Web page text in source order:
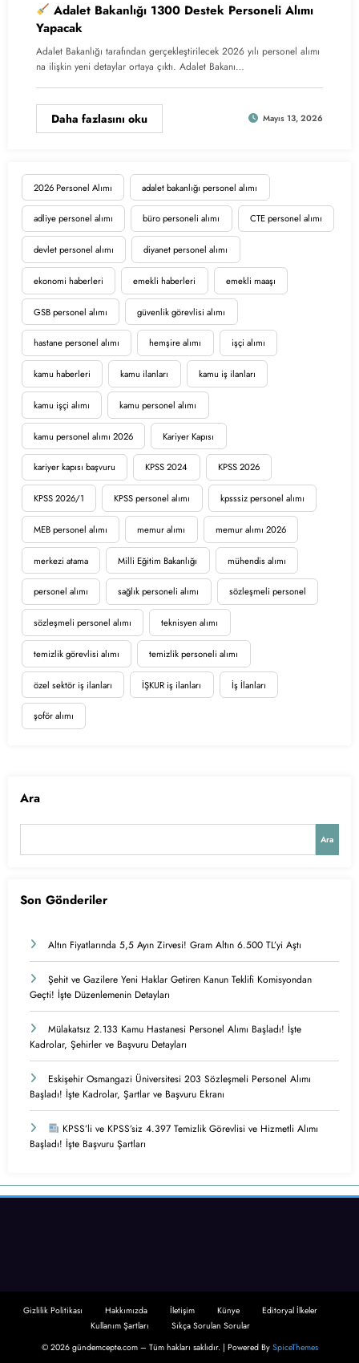
2026 Personel Alımı adalet bakanlığı personel alımı
adliye personel alımı büro personeli alımı CTE personel alımı
devlet personel alımı diyanet personel alımı
ekonomi haberleri emekli haberleri emekli maaşı
GSB personel alımı güvenlik görevlisi alımı
hastane personel alımı hemşire alımı işçi alımı
kamu haberleri kamu ilanları kamu iş ilanları
kamu işçi alımı kamu personel alımı
kamu personel alımı 2026 Kariyer Kapısı
kariyer kapısı başvuru KPSS 2024 KPSS 2026
KPSS 2026/1 KPSS personel alımı kpsssiz personel alımı
MEB personel alımı memur alımı memur alımı 2026
merkezi atama Milli Eğitim Bakanlığı mühendis alımı
personel alımı sağlık personeli alımı sözleşmeli personel
sözleşmeli personel alımı teknisyen alımı
temizlik görevlisi alımı temizlik personeli alımı
özel sektör iş ilanları İŞKUR iş ilanları İş İlanları
şoför alımı
Adalet Bakanlığı 1300 Destek Personeli Alımı
Yapacak
Adalet Bakanlığı tarafından gerçekleştirilecek 2026 yılı personel alımı
na ilişkin yeni detaylar ortaya çıktı. Adalet Bakanı…
Daha fazlasını oku Mayıs 13, 2026
Ara
Ara
Son Gönderiler
Altın Fiyatlarında 5,5 Ayın Zirvesi! Gram Altın 6.500 TL’yi Aştı
Şehit ve Gazilere Yeni Haklar Getiren Kanun Teklifi Komisyondan
Geçti! İşte Düzenlemenin Detayları
Mülakatsız 2.133 Kamu Hastanesi Personel Alımı Başladı! İşte
Kadrolar, Şehirler ve Başvuru Detayları
Eskişehir Osmangazi Üniversitesi 203 Sözleşmeli Personel Alımı
Başladı! İşte Kadrolar, Şartlar ve Başvuru Ekranı
KPSS’li ve KPSS’siz 4.397 Temizlik Görevlisi ve Hizmetli Alımı
Başladı! İşte Başvuru Şartları
Gizlilik Politikası Hakkımızda İletişim Künye
Editoryal İlkeler
Kullanım Şartları
Sıkça Sorulan Sorular
© 2026 gündemcepte.com – Tüm hakları saklıdır. | Powered By SpiceThemes